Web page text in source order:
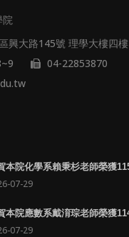
院
興大路145號 理學大樓四樓
04-22853870
本院化學系賴秉杉老師榮獲
07-29
本院應數系戴淯琮老師榮獲
07-29